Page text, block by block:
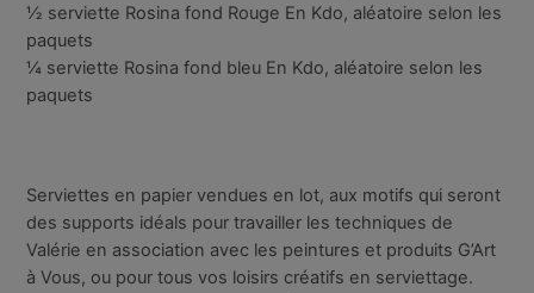
½ serviette Rosina fond Rouge En Kdo, aléatoire selon les
paquets
¼ serviette Rosina fond bleu En Kdo, aléatoire selon les
paquets
Serviettes en papier vendues en lot, aux motifs qui seront
des supports idéals pour travailler les techniques de
Valérie en association avec les peintures et produits G’Art
à Vous, ou pour tous vos loisirs créatifs en serviettage.